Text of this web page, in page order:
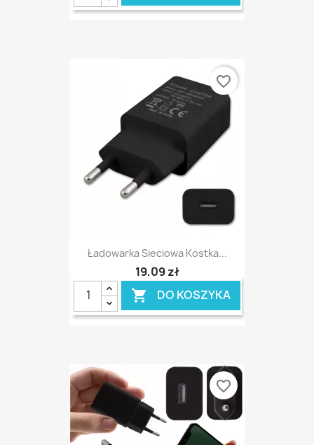
Ładowarka Sieciowa Kostka...
19,09 zł
 DO KOSZYKA
favorite_border
favorite_border